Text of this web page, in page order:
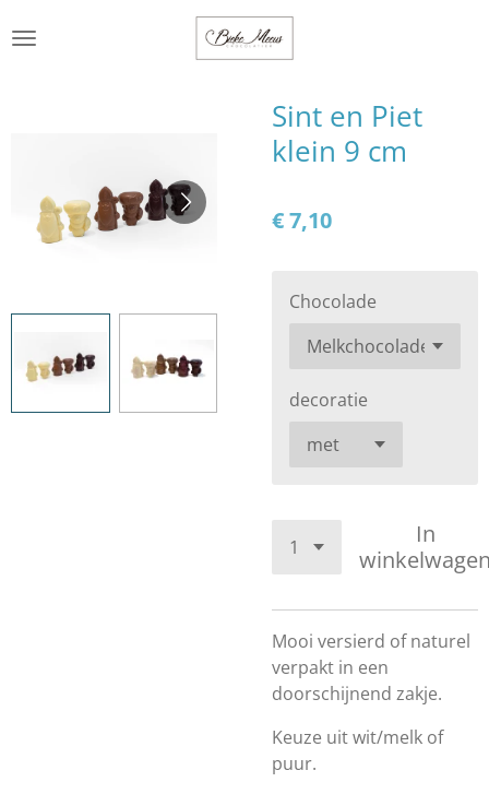
direct
Sint en Piet
klein 9 cm
€ 7,10
Chocolade
decoratie
In
Mooi versierd of naturel
verpakt in een
doorschijnend zakje.
Keuze uit wit/melk of
puur.